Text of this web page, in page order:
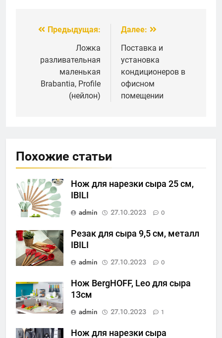
Навигация
записям
Предыдущая:
Ложка
разливательная
маленькая
Brabantia, Profile
(нейлон)
Далее:
Поставка и
установка
кондиционеров в
офисном
помещении
Похожие статьи
Нож для нарезки сыра 25 см,
IBILI
admin
27.10.2023 0
Резак для сыра 9,5 см, металл
IBILI
admin
27.10.2023 0
Нож BergHOFF, Leo для сыра
13см
admin
27.10.2023 1
Нож для нарезки сыра